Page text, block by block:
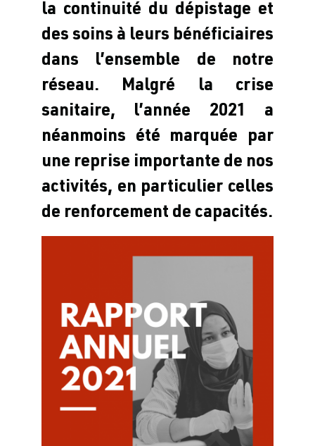
la continuité du dépistage et
des soins à leurs bénéficiaires
dans l’ensemble de notre
réseau. Malgré la crise
sanitaire, l’année 2021 a
néanmoins été marquée par
une reprise importante de nos
activités, en particulier celles
de renforcement de capacités.